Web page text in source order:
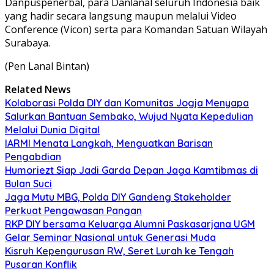
yang hadir secara langsung maupun melalui Video
Conference (Vicon) serta para Komandan Satuan Wilayah
Surabaya.
(Pen Lanal Bintan)
Related News
Kolaborasi Polda DIY dan Komunitas Jogja Menyapa
Salurkan Bantuan Sembako, Wujud Nyata Kepedulian
Melalui Dunia Digital
IARMI Menata Langkah, Menguatkan Barisan
Pengabdian
Humoriezt Siap Jadi Garda Depan Jaga Kamtibmas di
Bulan Suci
Jaga Mutu MBG, Polda DIY Gandeng Stakeholder
Perkuat Pengawasan Pangan
RKP DIY bersama Keluarga Alumni Paskasarjana UGM
Gelar Seminar Nasional untuk Generasi Muda
Kisruh Kepengurusan RW, Seret Lurah ke Tengah
Pusaran Konflik